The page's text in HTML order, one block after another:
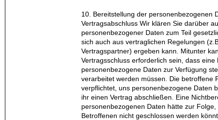
10. Bereitstellung der personenbezogenen
Vertragsabschluss Wir klären Sie darüber
personenbezogener Daten zum Teil
sich auch aus vertraglichen Regelungen
Vertragspartner) ergeben kann. Mitunter
Vertragsschluss erforderlich sein, dass
personenbezogene Daten zur Verfügung
verarbeitet werden müssen. Die betroffene
verpflichtet, uns personenbezogene Daten
ihr einen Vertrag abschließen. Eine
personenbezogenen Daten hätte zur
Betroffenen nicht geschlossen werden